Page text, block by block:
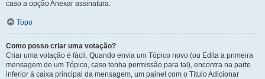
caso a opção Anexar assinatura.
Topo
Como posso criar uma votação?
Criar uma votação é fácil. Quando envia um Tópico novo (ou Edita a primeira
mensagem de um Tópico, caso tenha permissão para tal), encontra na parte
inferior à caixa principal da mensagem, um painel com o Título Adicionar